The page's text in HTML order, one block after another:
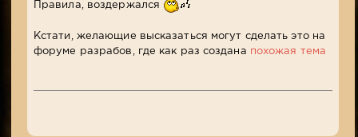
Правила, воздержался
Кстати, желающие высказаться могут сделать это на
форуме разрабов, где как раз создана похожая тема